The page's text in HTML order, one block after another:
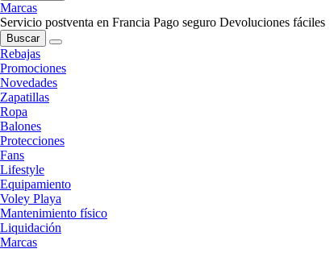
Marcas
Servicio postventa en Francia Pago seguro Devoluciones fáciles
Buscar
Rebajas
Promociones
Novedades
Zapatillas
Ropa
Balones
Protecciones
Fans
Lifestyle
Equipamiento
Voley Playa
Mantenimiento físico
Liquidación
Marcas